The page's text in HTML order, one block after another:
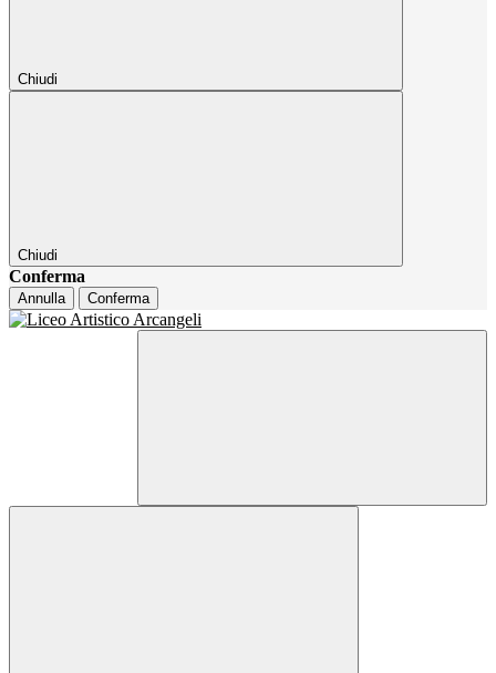
Chiudi
Chiudi
Conferma
Annulla Conferma